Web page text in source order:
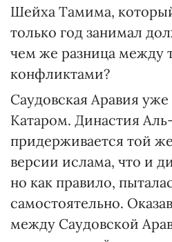
Шейха Тамима,
только год занимал
чем же разница
конфликтами?
Саудовская Аравия
Катаром. Династия
придерживается той
версии ислама, что и
но как правило,
самостоятельно.
между Саудовской